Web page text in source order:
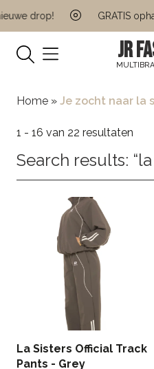
drop! GRATIS
JR
Home » Je zocht naar la
1 - 16 van 22 resultaten
Search results: “la
La Sisters Official Track
Pants - Grey